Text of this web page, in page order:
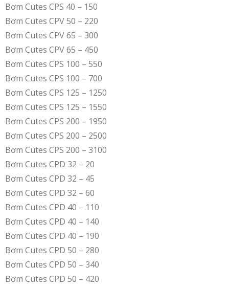
Bơm Cutes CPS 40 – 150
Bơm Cutes CPV 50 – 220
Bơm Cutes CPV 65 – 300
Bơm Cutes CPV 65 – 450
Bơm Cutes CPS 100 – 550
Bơm Cutes CPS 100 – 700
Bơm Cutes CPS 125 – 1250
Bơm Cutes CPS 125 – 1550
Bơm Cutes CPS 200 – 1950
Bơm Cutes CPS 200 – 2500
Bơm Cutes CPS 200 – 3100
Bơm Cutes CPD 32 – 20
Bơm Cutes CPD 32 – 45
Bơm Cutes CPD 32 – 60
Bơm Cutes CPD 40 – 110
Bơm Cutes CPD 40 – 140
Bơm Cutes CPD 40 – 190
Bơm Cutes CPD 50 – 280
Bơm Cutes CPD 50 – 340
Bơm Cutes CPD 50 – 420